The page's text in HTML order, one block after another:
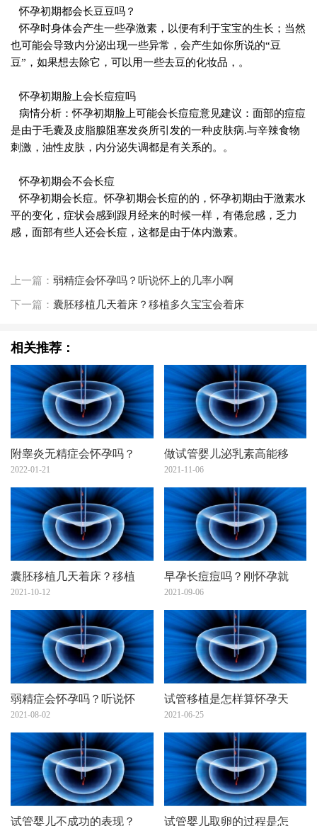
怀孕初期都会长豆豆吗？
怀孕时身体会产生一些孕激素，以便有利于宝宝的生长；当然
也可能会导致内分泌出现一些异常，会产生如你所说的“豆
豆”，如果想去除它，可以用一些去豆的化妆品，。
怀孕初期脸上会长痘痘吗
病情分析：怀孕初期脸上可能会长痘痘意见建议：面部的痘痘
是由于毛囊及皮脂腺阻塞发炎所引发的一种皮肤病.与辛辣食物
刺激，油性皮肤，内分泌失调都是有关系的。。
怀孕初期会不会长痘
怀孕初期会长痘。怀孕初期会长痘的的，怀孕初期由于激素水
平的变化，症状会感到跟月经来的时候一样，有倦怠感，乏力
感，面部有些人还会长痘，这都是由于体内激素。
上一篇： 弱精症会怀孕吗？听说怀上的几率小啊
下一篇： 囊胚移植几天着床？移植多久宝宝会着床
相关推荐：
附睾炎无精症会怀孕吗？
2022-01-21
做试管婴儿泌乳素高能移
2021-11-06
囊胚移植几天着床？移植
2021-10-12
早孕长痘痘吗？刚怀孕就
2021-09-06
弱精症会怀孕吗？听说怀
2021-08-02
试管移植是怎样算怀孕天
2021-06-25
试管婴儿不成功的表现？ 试管婴儿取卵的过程是怎